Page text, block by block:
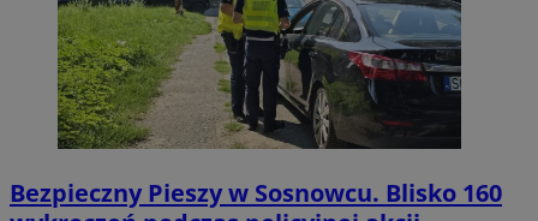
Bezpieczny Pieszy w Sosnowcu. Blisko 160